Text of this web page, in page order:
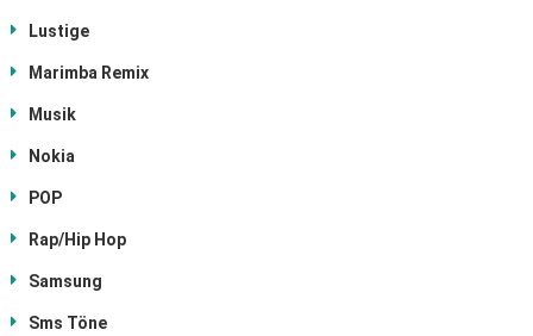
Lustige
Marimba Remix
Musik
Nokia
POP
Rap/Hip Hop
Samsung
Sms Töne